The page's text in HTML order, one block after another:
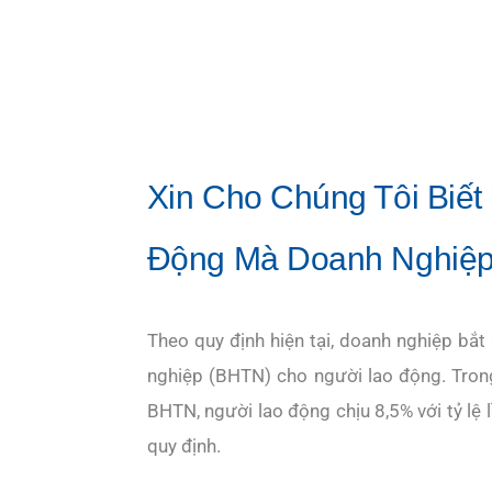
Xin Cho Chúng Tôi
Động Mà Doanh
Theo quy định hiện tại, doanh nghiệp
nghiệp (BHTN) cho người lao động.
BHTN, người lao động chịu 8,5% với tỷ
quy định.